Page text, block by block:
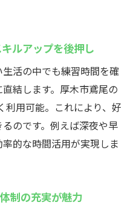
ルアップを後押し
活の中でも練習時間を確
結します。厚木市鳶尾の
利用可能。これにより、好
のです。例えば深夜や早
的な時間活用が実現しま
制の充実が魅力